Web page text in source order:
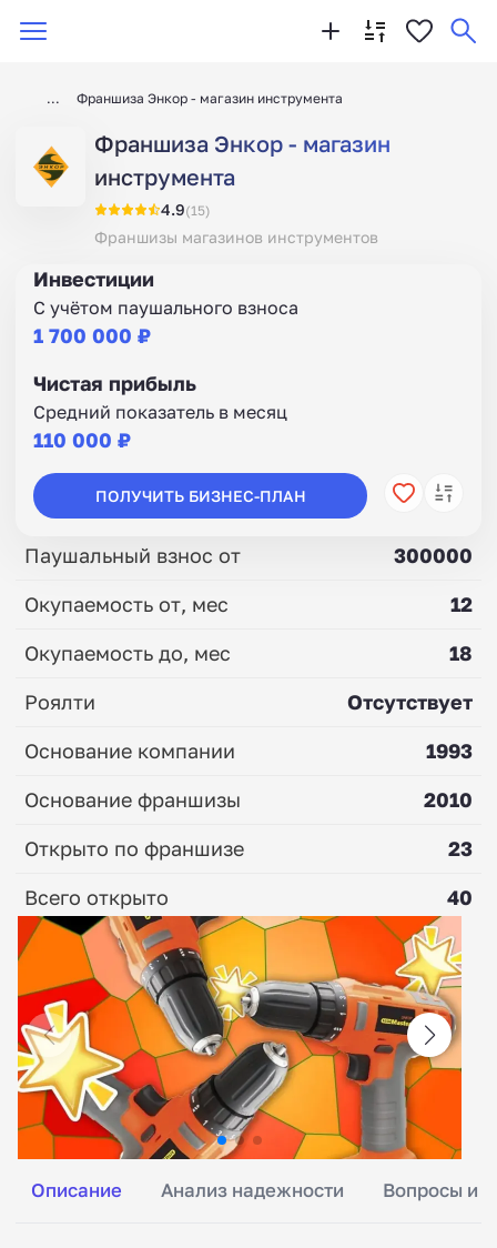
Франшиза Энкор - магазин инструмента
Франшиза Энкор - магазин
инструмента
4.9(15)
Франшизы магазинов инструментов
Описание Анализ надежности Вопросы и
Инвестиции
С учётом паушального взноса
1 700 000 ₽
Чистая прибыль
Средний показатель в месяц
110 000 ₽
ПОЛУЧИТЬ БИЗНЕС-ПЛАН
Паушальный взнос от
300000
Окупаемость от, мес
12
Окупаемость до, мес
18
Роялти
Отсутствует
Основание компании
1993
Основание франшизы
2010
Открыто по франшизе
23
Всего открыто
40